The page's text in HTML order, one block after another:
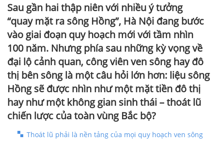
Sau gần hai thập niên với nhiều ý tưởng
“quay mặt ra sông Hồng”, Hà Nội đang bước
vào giai đoạn quy hoạch mới với tầm nhìn
100 năm. Nhưng phía sau những kỳ vọng về
đại lộ cảnh quan, công viên ven sông hay đô
thị bên sông là một câu hỏi lớn hơn: liệu sông
Hồng sẽ được nhìn như một mặt tiền đô thị
hay như một không gian sinh thái – thoát lũ
chiến lược của toàn vùng Bắc bộ?
Thoát lũ phải là nền tảng của mọi quy hoạch ven sông